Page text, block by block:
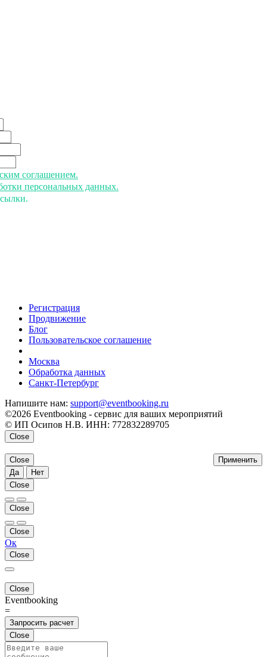
соглашением.
персональных данных.
Регистрация
Продвижение
Блог
Пользовательское соглашение
Москва
Обработка данных
Санкт-Петербург
Напишите нам: support@eventbooking.ru
©2026 Eventbooking - сервис для ваших мероприятий
© ИП Осипов Н.В. ИНН: 772832289705
Close
Применить
Close
Да
Нет
Close
Close
Close
Ок
Close
Close
Eventbooking
=
Запросить расчет
Close